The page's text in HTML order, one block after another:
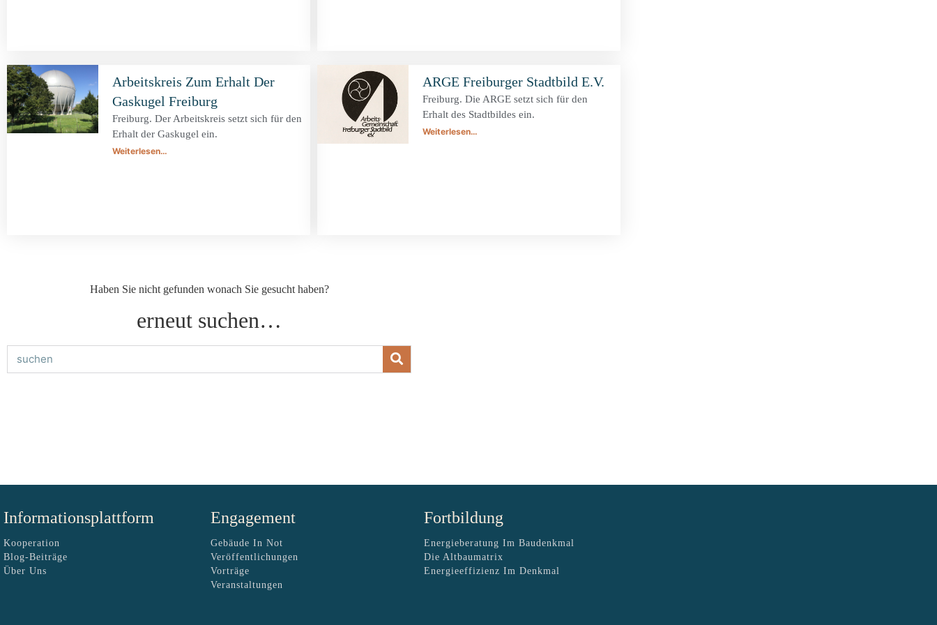
Arbeitskreis Zum Erhalt Der
Gaskugel Freiburg
Freiburg. Der Arbeitskreis setzt sich für den
Erhalt der Gaskugel ein.
Weiterlesen…
ARGE Freiburger Stadtbild E.V.
Freiburg. Die ARGE setzt sich für den
Erhalt des Stadtbildes ein.
Weiterlesen…
Haben Sie nicht gefunden wonach Sie gesucht haben?
erneut suchen…
Informationsplattform
Kooperation
Blog-Beiträge
Über Uns
Engagement
Gebäude In Not
Veröffentlichungen
Vorträge
Veranstaltungen
Fortbildung
Energieberatung Im Baudenkmal
Die Altbaumatrix
Energieeffizienz Im Denkmal